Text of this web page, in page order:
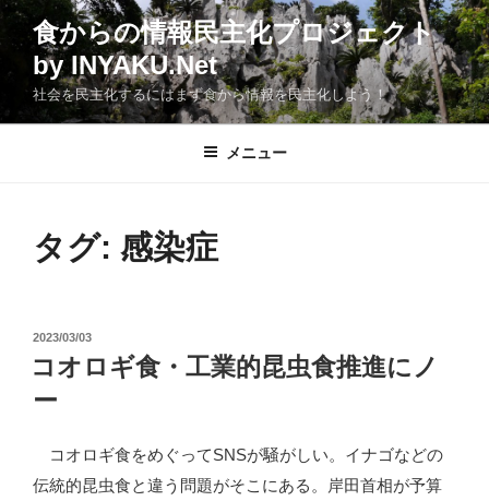
コ
食からの情報民主化プロジェクト
by INYAKU.Net
社会を民主化するにはまず食から情報を民主化しよう！
メニュー
タグ: 感染症
投
日:
2023/03/03
コオロギ食・工業的昆虫食推進にノ
ー
コオロギ食をめぐってSNSが騒がしい。イナゴなどの
伝統的昆虫食と違う問題がそこにある。岸田首相が予算